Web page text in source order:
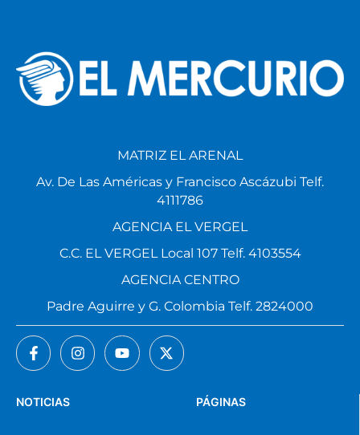
PÁGINAS
NOTICIAS
MATRIZ EL ARENAL
Av. De Las Américas y Francisco Ascázubi Telf.
4111786
AGENCIA EL VERGEL
C.C. EL VERGEL Local 107 Telf. 4103554
AGENCIA CENTRO
Padre Aguirre y G. Colombia Telf. 2824000